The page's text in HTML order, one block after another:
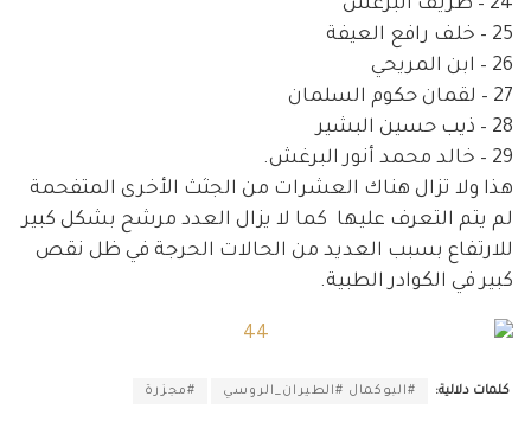
24 – طريف البرغش
25 – خلف رافع العيفة
26 – ابن المريحي
27 – لقمان حكوم السلمان
28 – ذيب حسين البشير
29 – خالد محمد أنور البرغش.
هذا ولا تزال هناك العشرات من الجثث الأخرى المتفحمة
لم يتم التعرف عليها كما لا يزال العدد مرشح بشكل كبير
للارتفاع بسبب العديد من الحالات الحرجة في ظل نقص
كبير في الكوادر الطبية.
كلمات دلالية: #البوكمال #الطيران_الروسي #مجزرة